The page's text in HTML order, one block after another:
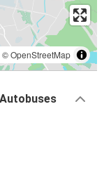
©OpenStreetMap